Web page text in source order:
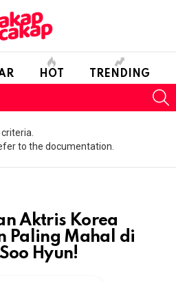
HOT TRENDING
to the documentation.
Aktris Korea
Paling Mahal di
Hyun!